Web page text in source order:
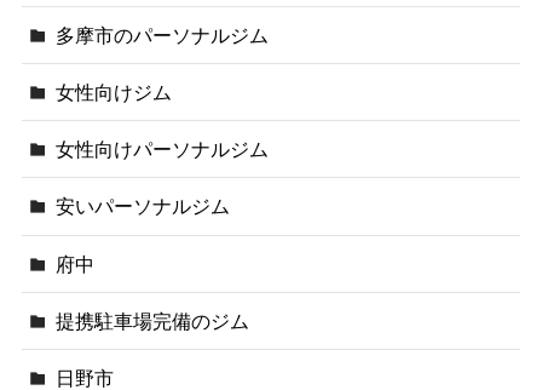
多摩市のパーソナルジム
女性向けジム
女性向けパーソナルジム
安いパーソナルジム
府中
提携駐車場完備のジム
日野市